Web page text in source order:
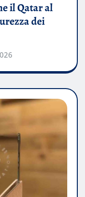
il Qatar al
dei